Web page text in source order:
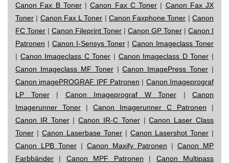
Canon Fax B Toner|Canon Fax C Toner | Canon Fax JX
Toner | Canon Fax L Toner | Canon Faxphone Toner |Canon
FC Toner | Canon Fileprint Toner | Canon GP Toner | Canon I
Patronen | Canon I-Sensys Toner|Canon Imageclass Toner
| Canon Imageclass C Toner | Canon Imageclass D Toner |
Canon Imageclass MF Toner|Canon ImagePress Toner |
Canon imagePROGRAF IPF Patronen | Canon Imageprograf
LP Toner| Canon Imageprograf W Toner | Canon
Imagerunner Toner | Canon Imagerunner C Patronen |
Canon IR Toner|Canon IR-C Toner|Canon Laser Class
Toner | Canon Laserbase Toner | Canon Lasershot Toner |
Canon LPB Toner | Canon Maxify Patronen | Canon MP
Farbbänder | Canon MPF Patronen | Canon Multipass